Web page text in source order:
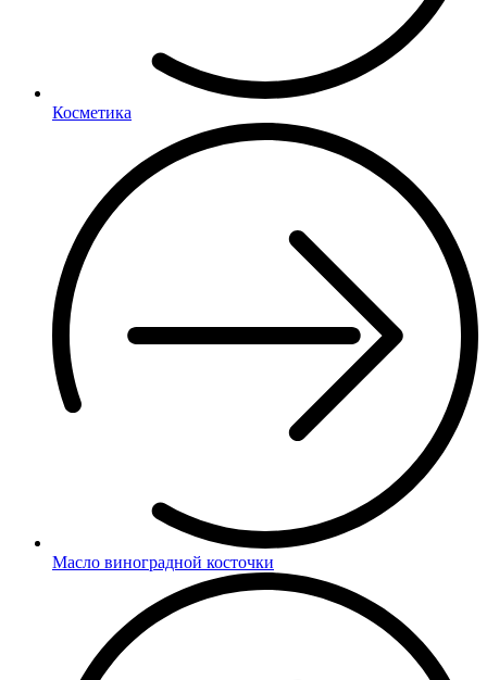
Косметика
Масло виноградной косточки